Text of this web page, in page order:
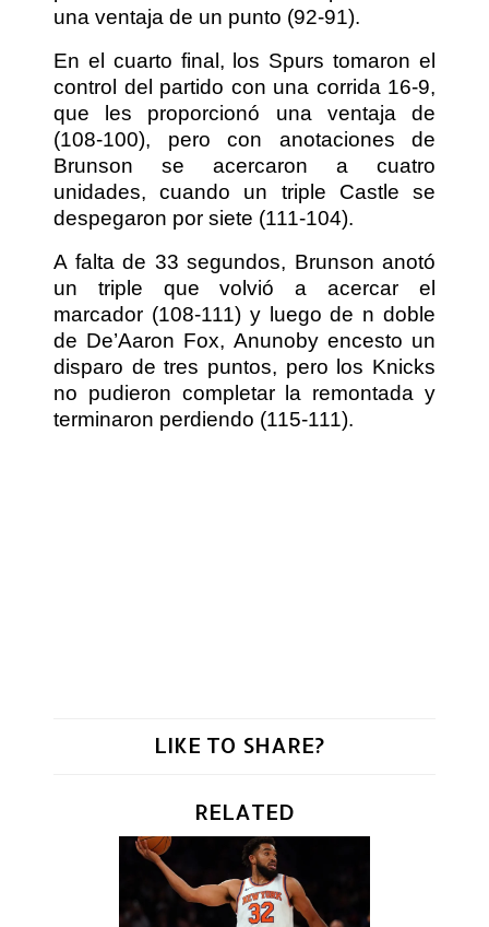
una ventaja de un punto (92-91).
En el cuarto final, los Spurs tomaron el
control del partido con una corrida 16-9,
que les proporcionó una ventaja de
(108-100), pero con anotaciones de
Brunson se acercaron a cuatro
unidades, cuando un triple Castle se
despegaron por siete (111-104).
A falta de 33 segundos, Brunson anotó
un triple que volvió a acercar el
marcador (108-111) y luego de n doble
de De’Aaron Fox, Anunoby encesto un
disparo de tres puntos, pero los Knicks
no pudieron completar la remontada y
terminaron perdiendo (115-111).
LIKE TO SHARE?
RELATED